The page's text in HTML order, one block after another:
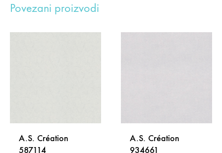
Povezani proizvodi
A.S. Création
587114
A.S. Création
934661